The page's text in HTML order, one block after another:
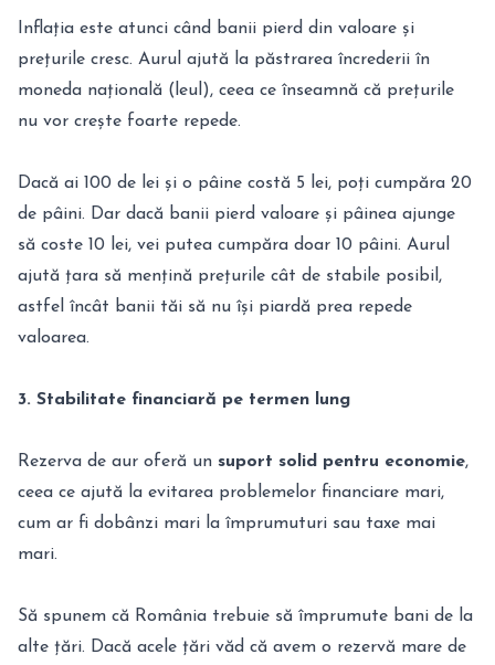
Inflația este atunci când banii pierd din valoare și
prețurile cresc. Aurul ajută la păstrarea încrederii în
moneda națională (leul), ceea ce înseamnă că prețurile
nu vor crește foarte repede.
Dacă ai 100 de lei și o pâine costă 5 lei, poți cumpăra 20
de pâini. Dar dacă banii pierd valoare și pâinea ajunge
să coste 10 lei, vei putea cumpăra doar 10 pâini. Aurul
ajută țara să mențină prețurile cât de stabile posibil,
astfel încât banii tăi să nu își piardă prea repede
valoarea.
3. Stabilitate financiară pe termen lung
Rezerva de aur oferă un suport solid pentru economie,
ceea ce ajută la evitarea problemelor financiare mari,
cum ar fi dobânzi mari la împrumuturi sau taxe mai
mari.
Să spunem că România trebuie să împrumute bani de la
alte țări. Dacă acele țări văd că avem o rezervă mare de